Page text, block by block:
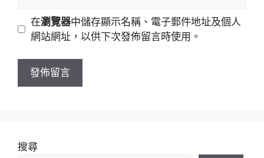
址
站
址
在瀏覽器中儲存顯示名稱、電子郵件地址及個人
網站網址，以供下次發佈留言時使用。
搜尋